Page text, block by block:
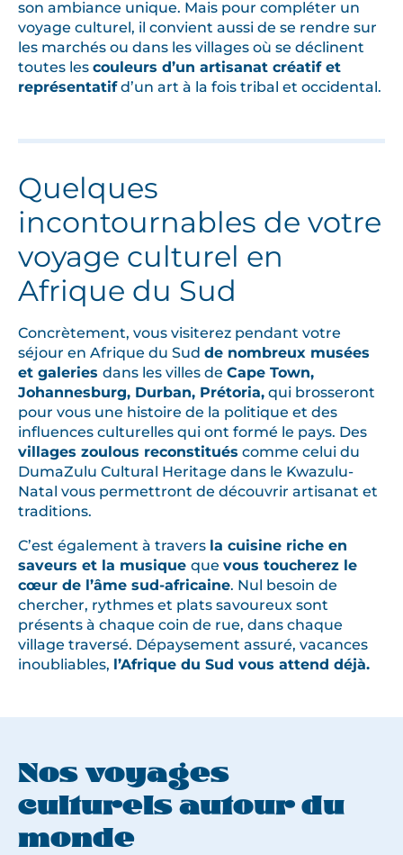
son ambiance unique. Mais pour compléter un
voyage culturel, il convient aussi de se rendre sur
les marchés ou dans les villages où se déclinent
toutes les couleurs d’un artisanat créatif et
représentatifd’un art à la fois tribal et occidental.
Quelques
incontournables de votre
voyage culturel en
Afrique du Sud
Concrètement, vous visiterez pendant votre
séjour en Afrique du Sud de nombreux musées
et galeries dans les villes de Cape Town,
Johannesburg, Durban, Prétoria, qui brosseront
pour vous une histoire de la politique et des
influences culturelles qui ont formé le pays. Des
villages zoulous reconstitués comme celui du
DumaZulu Cultural Heritage dans le Kwazulu-
Natal vous permettront de découvrir artisanat et
traditions.
C’est également à travers la cuisine riche en
saveurs et la musique que vous toucherez le
cœur de l’âme sud-africaine. Nul besoin de
chercher, rythmes et plats savoureux sont
présents à chaque coin de rue, dans chaque
village traversé. Dépaysement assuré, vacances
inoubliables, l’Afrique du Sud vous attend déjà.
Nos voyages
culturels autour du
monde